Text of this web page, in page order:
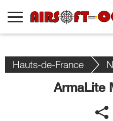
Hauts-de-France
ArmaLite